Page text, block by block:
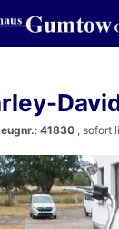
: 41830 , sofort